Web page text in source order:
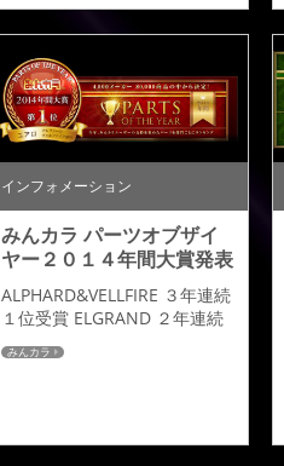
インフォメーション
みんカラ パーツオブザイ
ヤー２０１４年間大賞発表
ALPHARD&VELLFIRE ３年連続
１位受賞 ELGRAND ２年連続
１位受賞 みんカラユーザー様
のレビュー数によるみんカラ
みんカラ